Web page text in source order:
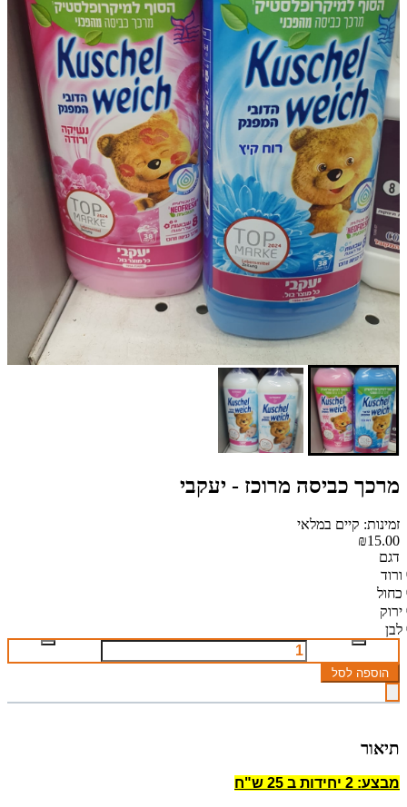
מרכך כביסה מרוכז - יעקבי
זמינות: קיים במלאי
₪15.00
דגם
ורוד
כחול
ירוק
לבן
הוספה לסל
תיאור
מבצע: 2 יחידות ב 25 ש"ח